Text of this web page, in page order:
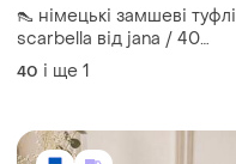
​👠 німецькі замшеві туфлі
scarbella від jana / 40
розмір/темно-сині/стан
ідеальний 💙
40 і ще 1